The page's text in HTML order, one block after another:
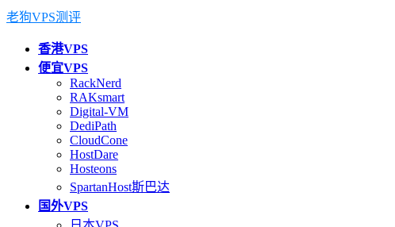
老狗VPS测评
香港VPS
便宜VPS
RackNerd
RAKsmart
Digital-VM
DediPath
CloudCone
HostDare
Hosteons
SpartanHost斯巴达
国外VPS